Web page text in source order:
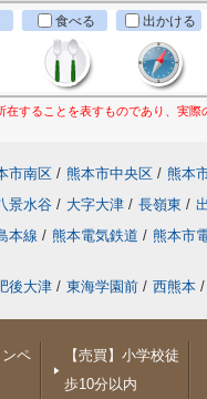
食べる 出かける
することを表すものであり、実
市南区 / 熊本市中央区 / 熊本
景水谷 / 大字大津 / 長嶺東 /
本線 / 熊本電気鉄道 / 熊本市
後大津 / 東海学園前 / 西熊本 /
ンペ
【売買】小学校徒
歩10分以内